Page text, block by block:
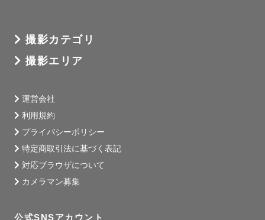
撮影カテゴリ
撮影エリア
運営会社
利用規約
プライバシーポリシー
特定商取引法に基づく表記
対応ブラウザについて
カメラマン募集
公式SNSアカウント